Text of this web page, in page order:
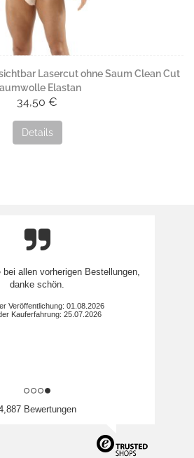
Lasercut ohne Saum Clean Cut
Elastan
34,50 €
Details
allen vorherigen Bestellungen,
danke schön.
Veröffentlichung: 01.08.2026
Kauferfahrung: 25.07.2026
Bewertungen